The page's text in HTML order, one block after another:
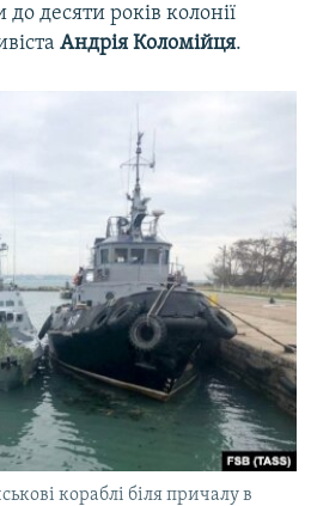
десяти років колонії
Андрія Коломійця.
кораблі біля причалу в